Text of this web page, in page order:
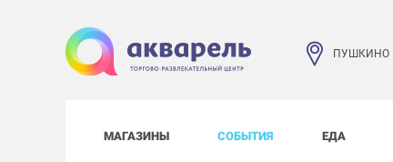
ПУШКИНО
МАГАЗИНЫ СОБЫТИЯ ЕДА